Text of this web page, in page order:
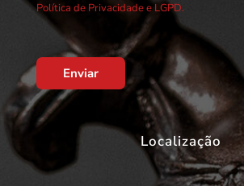
Política de Privacidade e LGPD.
Enviar
Localização